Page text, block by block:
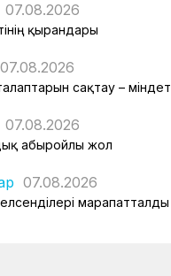
07.08.2026
қырандары
07.08.2026
талаптарын сақтау – міндет
07.08.2026
абыройлы жол
07.08.2026
марапатталды